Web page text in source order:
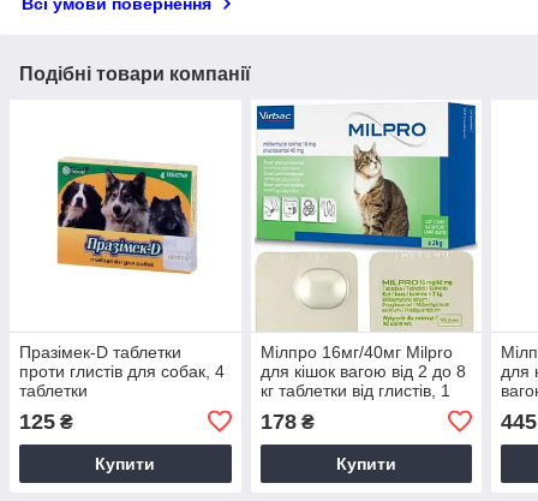
Всі умови повернення
Подібні товари компанії
Празімек-D таблетки
проти глистів для собак, 4
таблетки
125 ₴
Купити
Мілпро 16мг/40мг Milpro
для кішок вагою від 2 до 8
кг таблетки від глистів, 1
178₴
Купити
для
445